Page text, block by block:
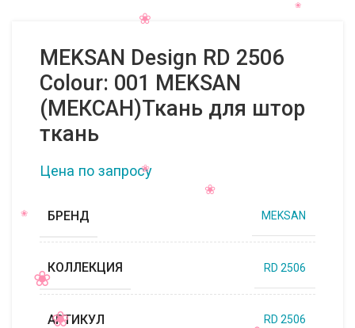
MEKSAN Design RD 2506
Colour: 001 MEKSAN
(МЕКСАН)Ткань для штор
ткань
Цена по запросу
БРЕНД MEKSAN
КОЛЛЕКЦИЯ RD 2506
АРТИКУЛ RD 2506